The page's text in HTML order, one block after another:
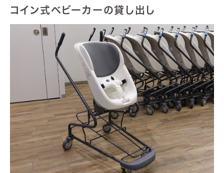
コイン式ベビーカーの貸し出し